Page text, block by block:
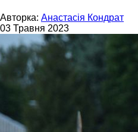
Авторка: Анастасія Кондрат
03 Травня 2023